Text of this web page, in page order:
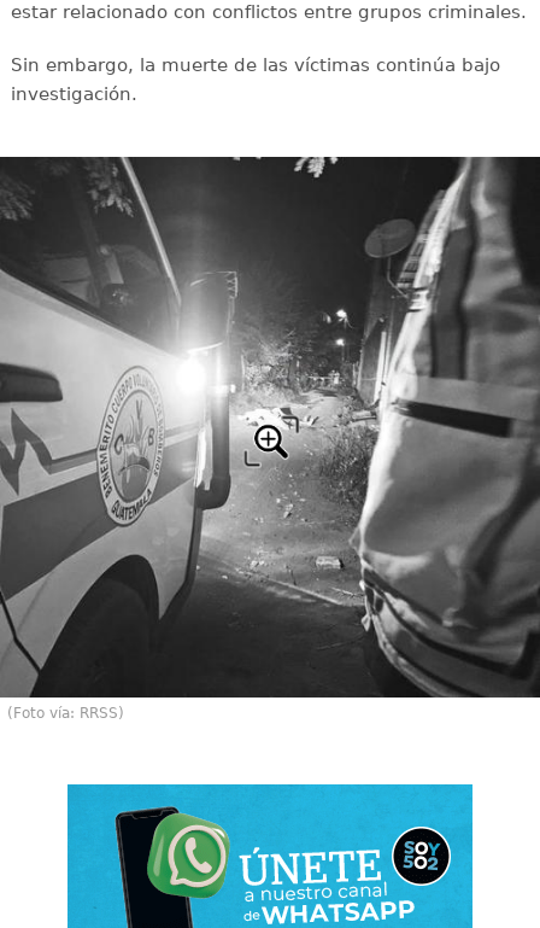
estar relacionado con conflictos entre grupos criminales.
Sin embargo, la muerte de las víctimas continúa bajo
investigación.
(Foto vía: RRSS)